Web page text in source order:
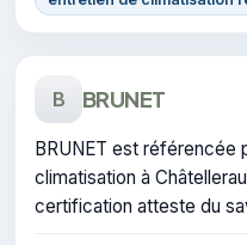
B BRUNET
BRUNET est référencée
climatisation à
certification atteste du